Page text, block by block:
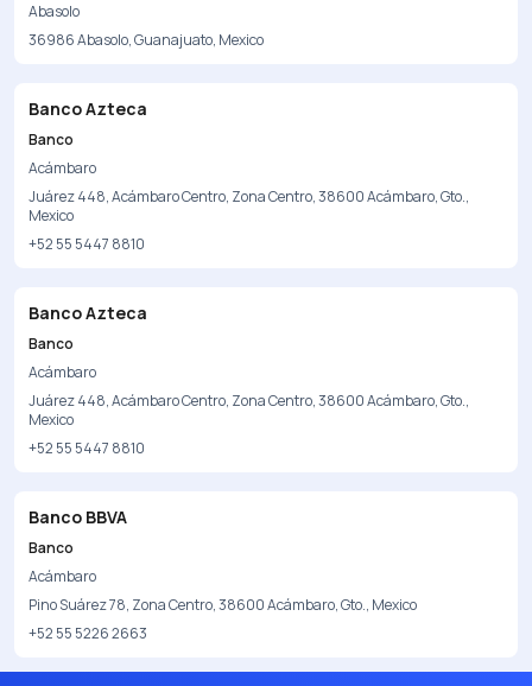
Abasolo
36986 Abasolo, Guanajuato, Mexico
Banco Azteca
Banco
Acámbaro
Juárez 448, Acámbaro Centro, Zona Centro, 38600 Acámbaro, Gto.,
Mexico
+52 55 5447 8810
Banco Azteca
Banco
Acámbaro
Juárez 448, Acámbaro Centro, Zona Centro, 38600 Acámbaro, Gto.,
Mexico
+52 55 5447 8810
Banco BBVA
Banco
Acámbaro
Pino Suárez 78, Zona Centro, 38600 Acámbaro, Gto., Mexico
+52 55 5226 2663